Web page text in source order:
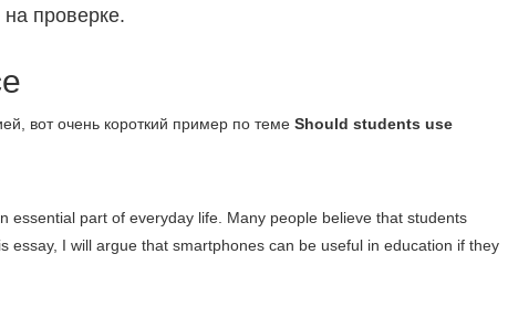
проверке.
вот очень короткий пример по теме Should students use
essential part of everyday life. Many people believe that students
essay, I will argue that smartphones can be useful in education if they